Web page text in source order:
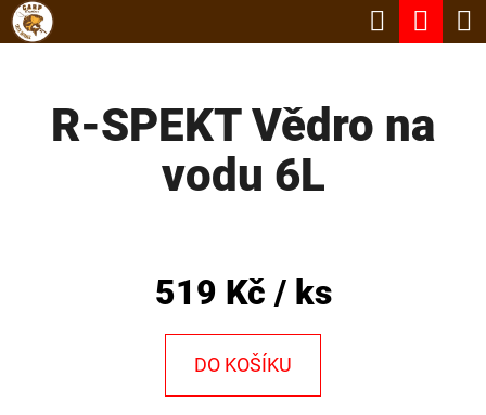
Přejít
Hledat
R-SPEKT Vědro na
vodu 6L
519 Kč / ks
DO KOŠÍKU
K
O